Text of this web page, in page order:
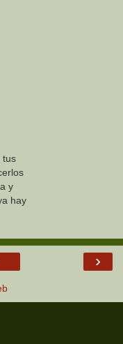
tus
y
hay
›